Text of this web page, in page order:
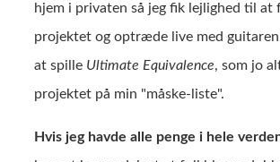
hjem i privaten så jeg fik lejlighed til
projektet og optræde live med
at spille Ultimate Equivalence, som jo
projektet på min "måske-liste".
Hvis jeg havde alle penge i hele